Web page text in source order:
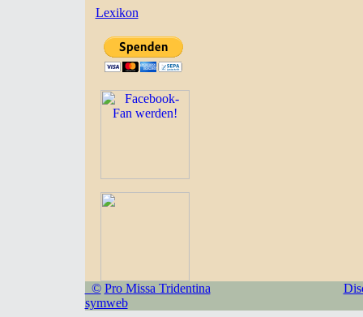
Lexikon
© Pro Missa Tridentina
symweb